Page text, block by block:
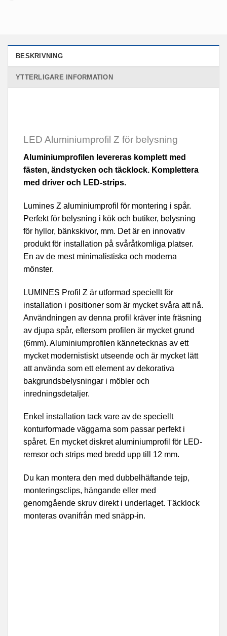
BESKRIVNING
YTTERLIGARE INFORMATION
LED Aluminiumprofil Z för belysning
Aluminiumprofilen levereras komplett med
fästen, ändstycken och täcklock. Komplettera
med driver och LED-strips.
Lumines Z aluminiumprofil för montering i spår.
Perfekt för belysning i kök och butiker, belysning
för hyllor, bänkskivor, mm. Det är en innovativ
produkt för installation på svåråtkomliga platser.
En av de mest minimalistiska och moderna
mönster.
LUMINES Profil Z är utformad speciellt för
installation i positioner som är mycket svåra att nå.
Användningen av denna profil kräver inte fräsning
av djupa spår, eftersom profilen är mycket grund
(6mm). Aluminiumprofilen kännetecknas av ett
mycket modernistiskt utseende och är mycket lätt
att använda som ett element av dekorativa
bakgrundsbelysningar i möbler och
inredningsdetaljer.
Enkel installation tack vare av de speciellt
konturformade väggarna som passar perfekt i
spåret. En mycket diskret aluminiumprofil för LED-
remsor och strips med bredd upp till 12 mm.
Du kan montera den med dubbelhäftande tejp,
monteringsclips, hängande eller med
genomgående skruv direkt i underlaget. Täcklock
monteras ovanifrån med snäpp-in.